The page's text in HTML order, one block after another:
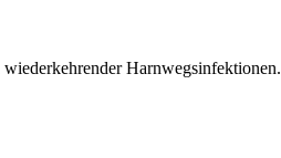
Harnwegsinfektionen.